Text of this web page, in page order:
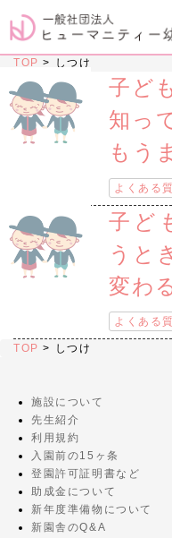
TOP > しつけ
子ど
知っ
もう
よくある
子ど
うと
変わ
よくある
TOP > しつけ
施設について
先生紹介
利用規約
入園前の15ヶ条
登園許可証明書など
助成金について
新年度準備物について
新園舎のQ&A